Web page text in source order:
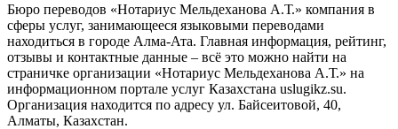
Бюро переводов «Нотариус Мельдеханова А.Т.» компания в
сферы услуг, занимающееся языковыми переводами
находиться в городе Алма-Ата. Главная информация, рейтинг,
отзывы и контактные данные – всё это можно найти на
страничке организации «Нотариус Мельдеханова А.Т.» на
информационном портале услуг Казахстана uslugikz.su.
Организация находится по адресу ул. Байсеитовой, 40,
Алматы, Казахстан.